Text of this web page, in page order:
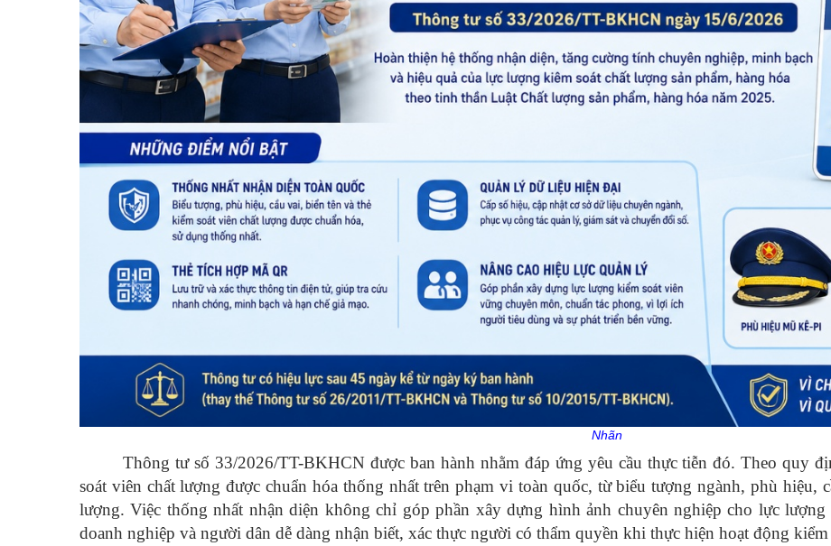
Nhãn
Thông tư số 33/2026/TT-BKHCN được ban hành nhằm đáp ứng yêu cầu thực tiễn đó. Theo quy
soát viên chất lượng được chuẩn hóa thống nhất trên phạm vi toàn quốc, từ biểu tượng ngành, phù hiệu,
lượng. Việc thống nhất nhận diện không chỉ góp phần xây dựng hình ảnh chuyên nghiệp cho lực
doanh nghiệp và người dân dễ dàng nhận biết, xác thực người có thẩm quyền khi thực hiện hoạt động